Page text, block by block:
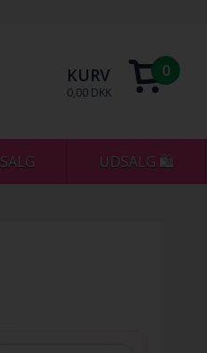
KURV
0,00 DKK
0
UDSALG 🛍